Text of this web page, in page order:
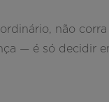
não
— é só decidir